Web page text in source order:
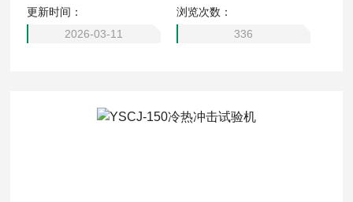
更新时间：
2026-03-11
浏览次数：
336